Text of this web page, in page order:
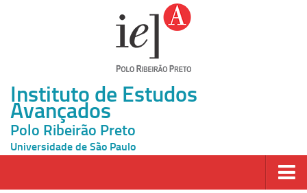
Instituto de Estudos
Avançados
Polo Ribeirão Preto
Universidade de São Paulo